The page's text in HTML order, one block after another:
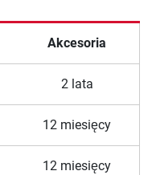
Akcesoria
2 lata
12 miesięcy
12 miesięcy